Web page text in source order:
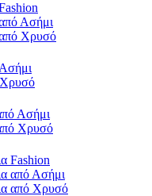
Ασήμι
από Χρυσό
Χρυσό
Ασήμι
Χρυσό
Fashion
από Ασήμι
από Χρυσό